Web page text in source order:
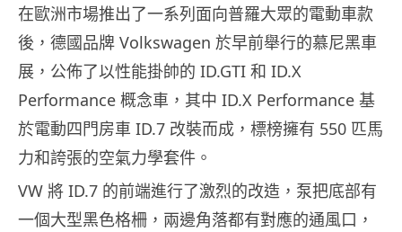
在歐洲市場推出了一系列面向普羅大眾的電動車款
後，德國品牌 Volkswagen 於早前舉行的慕尼黑車
展，公佈了以性能掛帥的 ID.GTI 和 ID.X
Performance 概念車，其中 ID.X Performance 基
於電動四門房車 ID.7 改裝而成，標榜擁有 550 匹馬
力和誇張的空氣力學套件。
VW 將 ID.7 的前端進行了激烈的改造，泵把底部有
一個大型黑色格柵，兩邊角落都有對應的通風口，